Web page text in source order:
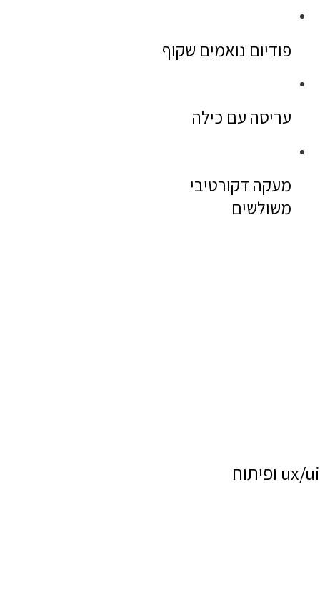
פודיום נואמים שקוף
עריסה עם כילה
מעקה דקורטיבי
משולשים
ux/ui ופיתוח